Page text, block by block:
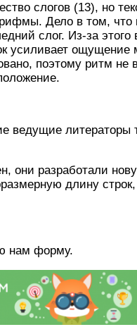
слогов (13), но
Дело в том, что
слог. Из-за этого
усиливает ощущение
поэтому ритм не
ведущие
они разработали
длину
нам форму.